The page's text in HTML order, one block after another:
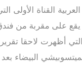
أثناء اضطرابات لبنان[عدل]
كاميرا بنك "إتش إس بي
التحقيق[29] وتظهر فيها سيارة مشتبه بها بيك أب